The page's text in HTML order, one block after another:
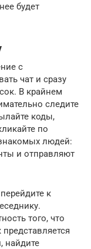
будет
с
чат и сразу
В крайнем
следите
коды,
по
людей:
и отправляют
к
того, что
найдите